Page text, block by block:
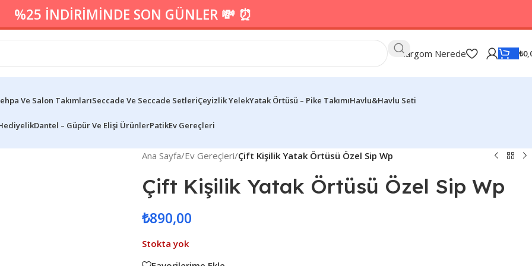
%25 İNDİRİMİNDE SON GÜNLER 💸 ⏰
Kargom Nerede ₺
Ve Salon TakımlarıSeccade Ve Seccade SetleriÇeyizlik YelekYatak Örtüsü – Pike TakımıHavlu&Havlu Seti
Dantel – Güpür Ve Elişi ÜrünlerPatikEv Gereçleri
Ana Sayfa/Ev Gereçleri/Çift Kişilik Yatak Örtüsü Özel Sip Wp
Çift Kişilik Yatak Örtüsü Özel Sip Wp
₺890,00
Stokta yok